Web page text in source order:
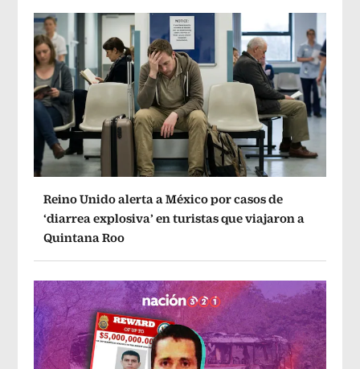
Reino Unido alerta a México por casos de
‘diarrea explosiva’ en turistas que viajaron a
Quintana Roo